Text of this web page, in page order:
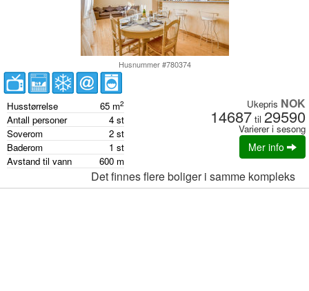
Husnummer #780374
Husstørrelse 65 m2
Antall personer 4 st
Soverom
2 st
Baderom
1 st
Avstand til vann
600 m
Ukepris NOK
14687 til 29590
Varierer i sesong
Mer info
Det finnes flere boliger i samme kompleks